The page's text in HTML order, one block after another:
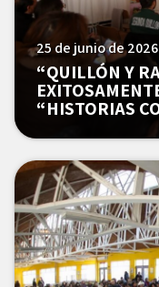
25 de junio de 2026
“QUILLÓN Y
“HISTORIAS